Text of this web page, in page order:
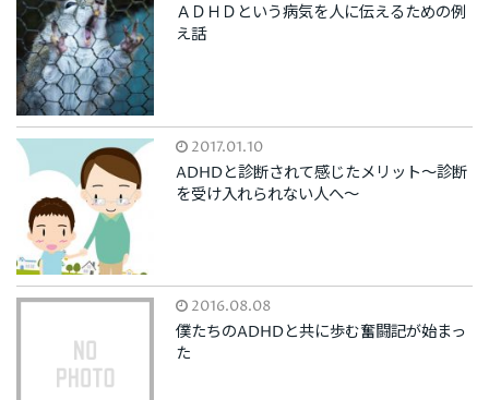
ＡＤＨＤという病気を人に伝えるための例
え話
2017.01.10
ADHDと診断されて感じたメリット～診断
を受け入れられない人へ～
2016.08.08
僕たちのADHDと共に歩む奮闘記が始まっ
た